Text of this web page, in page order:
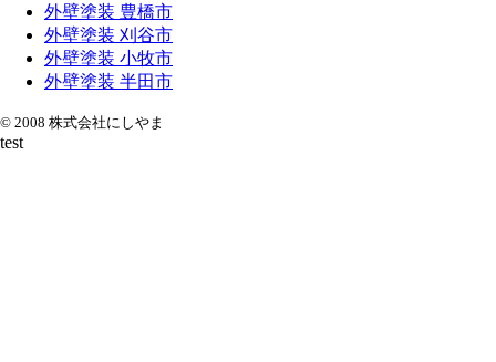
外壁塗装 豊橋市
外壁塗装 刈谷市
外壁塗装 小牧市
外壁塗装 半田市
© 2008 株式会社にしやま
test